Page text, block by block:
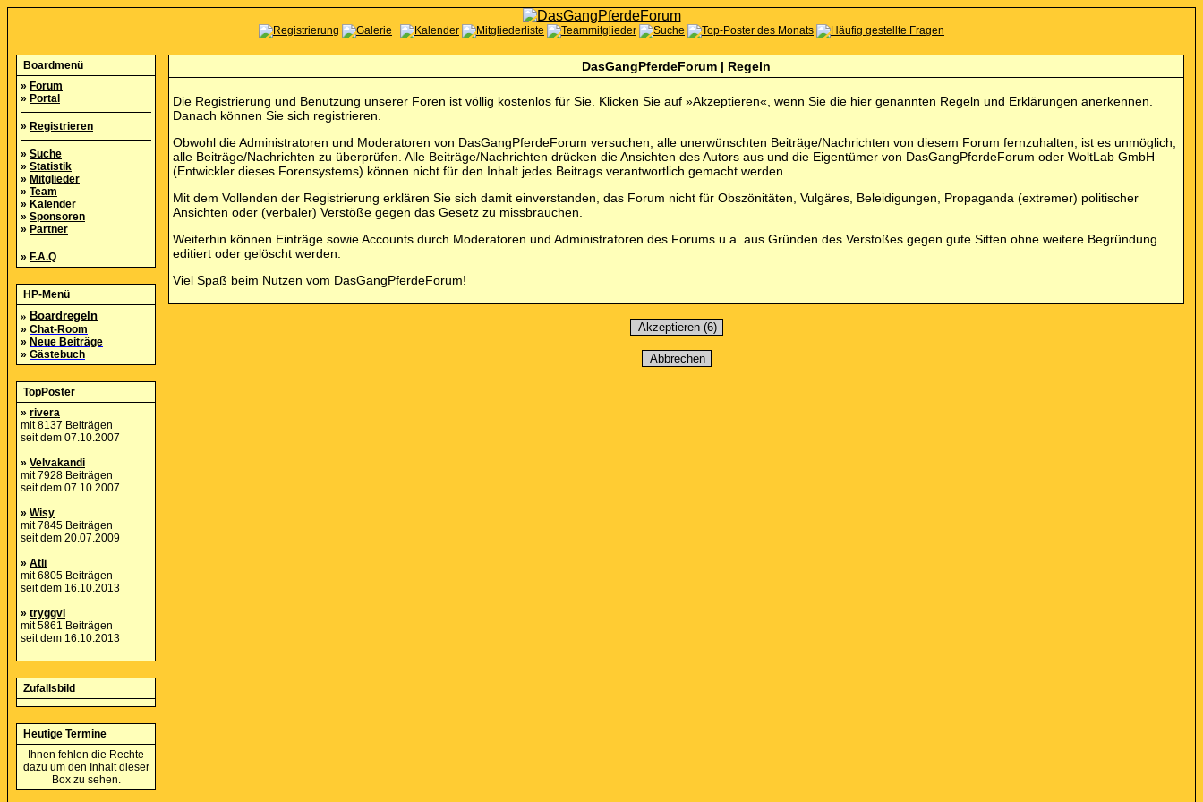
Boardmenü
» Forum
» Portal
» Registrieren
» Suche
» Statistik
» Mitglieder
» Team
» Kalender
» Sponsoren
» Partner
» F.A.Q
HP-Menü
» Boardregeln
» Chat-Room
» Neue Beiträge
» Gästebuch
TopPoster
» rivera
mit 8137 Beiträgen
seit dem 07.10.2007
» Velvakandi
mit 7928 Beiträgen
seit dem 07.10.2007
» Wisy
mit 7845 Beiträgen
seit dem 20.07.2009
» Atli
mit 6805 Beiträgen
seit dem 16.10.2013
» tryggvi
mit 5861 Beiträgen
seit dem 16.10.2013
Zufallsbild
Heutige Termine
Ihnen fehlen die Rechte
dazu um den Inhalt dieser
Box zu sehen.
DasGangPferdeForum | Regeln
Die Registrierung und Benutzung unserer Foren ist völlig kostenlos für Sie. Klicken Sie auf »Akzeptieren«, wenn Sie die hier genannten Regeln und Erklärungen anerkennen.
Danach können Sie sich registrieren.
Obwohl die Administratoren und Moderatoren von DasGangPferdeForum versuchen, alle unerwünschten Beiträge/Nachrichten von diesem Forum fernzuhalten, ist es unmöglich,
alle Beiträge/Nachrichten zu überprüfen. Alle Beiträge/Nachrichten drücken die Ansichten des Autors aus und die Eigentümer von DasGangPferdeForum oder WoltLab GmbH
(Entwickler dieses Forensystems) können nicht für den Inhalt jedes Beitrags verantwortlich gemacht werden.
Mit dem Vollenden der Registrierung erklären Sie sich damit einverstanden, das Forum nicht für Obszönitäten, Vulgäres, Beleidigungen, Propaganda (extremer) politischer
Ansichten oder (verbaler) Verstöße gegen das Gesetz zu missbrauchen.
Weiterhin können Einträge sowie Accounts durch Moderatoren und Administratoren des Forums u.a. aus Gründen des Verstoßes gegen gute Sitten ohne weitere Begründung
editiert oder gelöscht werden.
Viel Spaß beim Nutzen vom DasGangPferdeForum!